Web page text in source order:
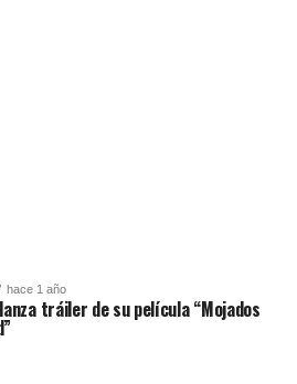
hace 1 año
tráiler de su película “Mojados